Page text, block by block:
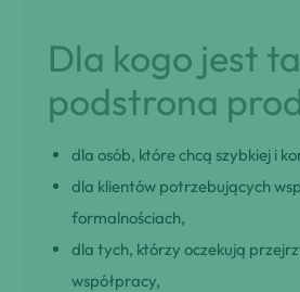
Dla kogo jest ta
podstrona
dla osób, które chcą szybkiej i
dla klientów potrzebujących
formalnościach,
dla tych, którzy oczekują
współpracy,